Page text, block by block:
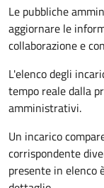
Le pubbliche
aggiornare le
collaborazione e
L'elenco degli
tempo reale dalla
amministrativi.
Un incarico
corrispondente
presente in elenco